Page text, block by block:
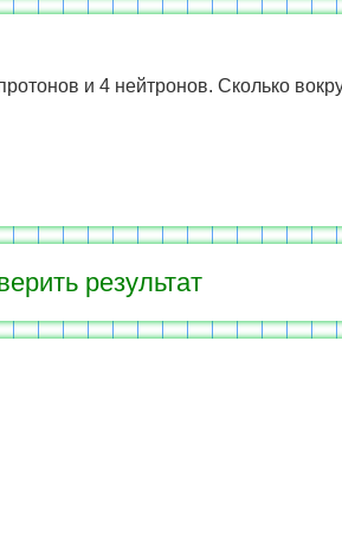
и 4 нейтронов. Сколько